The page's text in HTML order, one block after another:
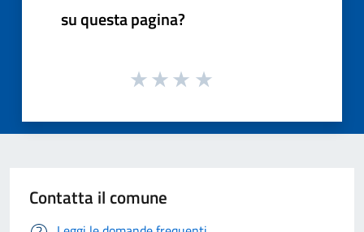
su questa pagina?
Contatta il comune